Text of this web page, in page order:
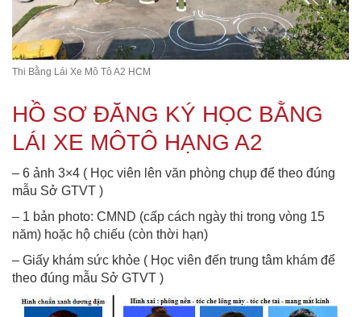
Thi Bằng Lái Xe Mô Tô A2 HCM
HỒ SƠ ĐĂNG KÝ HỌC BẰNG
LÁI XE MÔTÔ HẠNG A2
– 6 ảnh 3×4 ( Học viên lên văn phòng chụp để theo đúng
mẫu Sở GTVT )
– 1 bản photo: CMND (cấp cách ngày thi trong vòng 15
năm) hoặc hộ chiếu (còn thời hạn)
– Giấy khám sức khỏe ( Học viên đến trung tâm khám để
theo đúng mẫu Sở GTVT )